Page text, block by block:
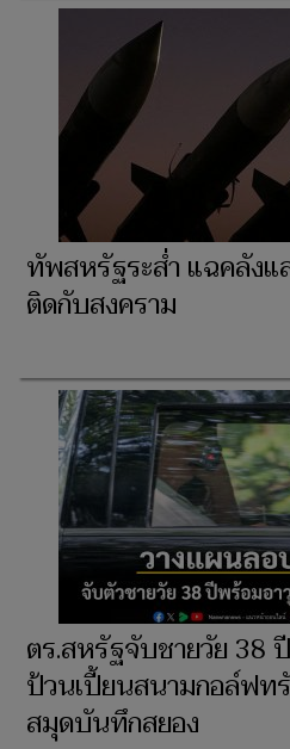
ทัพสหรัฐระส่ำ แฉคลังแ
ติดกับสงคราม
ตร.สหรัฐจับชายวัย 38
ป้วนเปี้ยนสนามกอล์ฟท
สมุดบันทึกสยอง